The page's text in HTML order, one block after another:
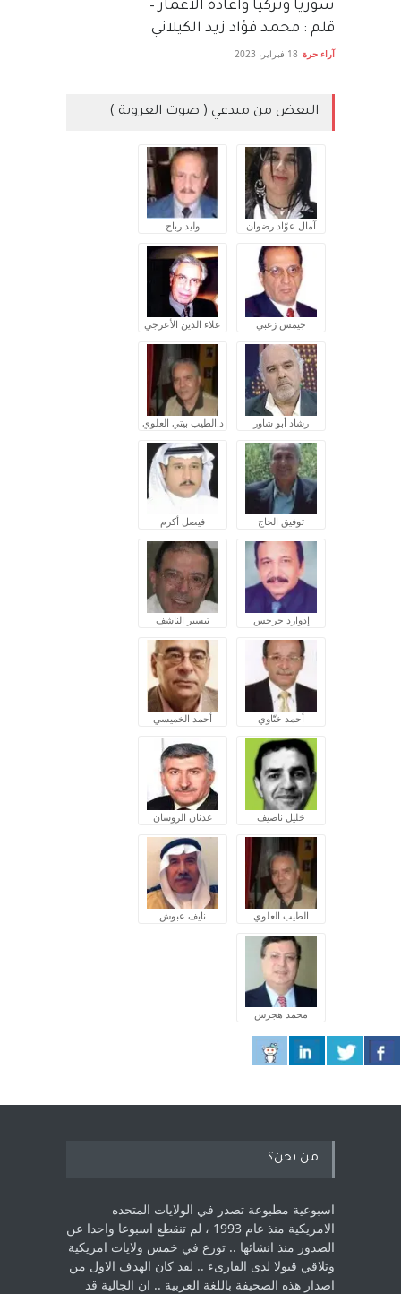
سوريا وتركيا واعادة الاعمار –
قلم : محمد فؤاد زيد الكيلاني
آراء حرة 18 فبراير، 2023
البعض من مبدعي ( صوت العروبة )
آمال عوّاد رضوان وليد رباح
جيمس زغبي علاء الدين الأعرجي
رشاد أبو شاور د.الطيب بيتي العلوي
توفيق الحاج فيصل أكرم
إدوارد جرجس تيسير الناشف
أحمد ختّاوي أحمد الخميسي
خليل ناصيف عدنان الروسان
الطيب العلوي نايف عبوش
محمد هجرس
من نحن؟
اسبوعية مطبوعة تصدر في الولايات المتحده
الامريكية منذ عام 1993 ، لم ‏تنقطع اسبوعا واحدا عن
الصدور منذ انشائها .. توزع في خمس ولايات امريكية
‏وتلاقي قبولا لدى القارىء ..‏ لقد كان الهدف الاول من
اصدار هذه الصحيفة باللغة العربية .. ان الجالية قد